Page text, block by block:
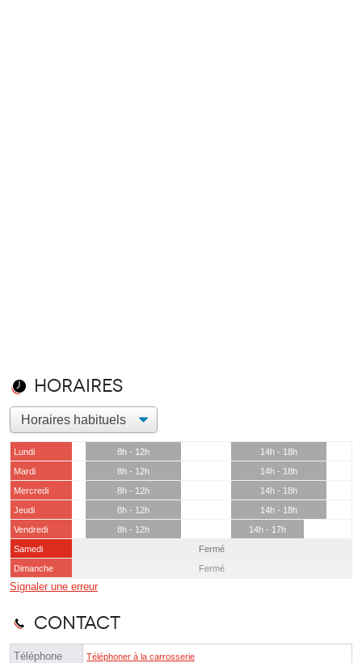
Horaires
Lundi 8h - 12h
14h - 18h
Mardi
8h - 12h
14h - 18h
Mercredi
8h - 12h
14h - 18h
Jeudi
8h - 12h
14h - 18h
Vendredi
8h - 12h
14h - 17h
Samedi
Fermé
Dimanche
Fermé
Signaler une erreur
Contact
Téléphone Téléphoner à la carrosserie